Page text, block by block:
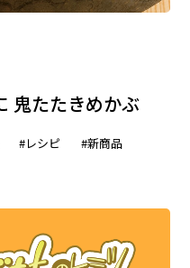
鬼たたきめかぶ
#レシピ #新商品